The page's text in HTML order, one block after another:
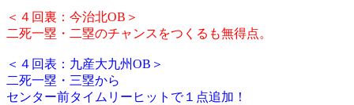
＜４回裏：今治北OB＞
二死一塁・二塁のチャンスをつくるも無得点。
＜４回表：九産大九州OB＞
二死一塁・三塁から
センター前タイムリーヒットで１点追加！